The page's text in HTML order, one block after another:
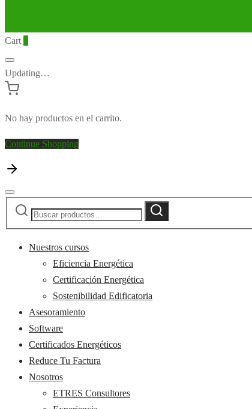
Cart
Updating…
No hay productos en el carrito.
Continue Shopping
Buscar
Buscar
Nuestros cursos
Eficiencia Energética
Certificación Energética
Sostenibilidad Edificatoria
Asesoramiento
Software
Certificados Energéticos
Reduce Tu Factura
Nosotros
ETRES Consultores